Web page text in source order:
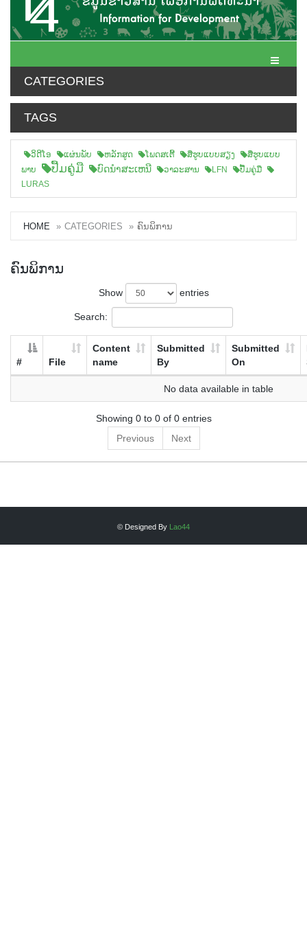
Toggle
CATEGORIES
TAGS
ວິດີໂອ ແຜ່ນພັບ ຫລັກສູດ ໂພດສເຕີ້ ສືຮູບແບບສຽງ
ສື່ຮູບແບບ
ພາບ
ປື້ມຄູ່ມື ບົດນຳສະເຫນີ ວາລະສານ LFN
ປື້ມຄູ່ມື
LURAS
HOME CATEGORIES ຄົນພິການ
ຄົນພິການ
Show entries
Search:
# File
Content
name
Submitted
By
Submitted
On
No data available in table
Showing 0 to 0 of 0 entries
Previous
Next
© Designed By Lao44